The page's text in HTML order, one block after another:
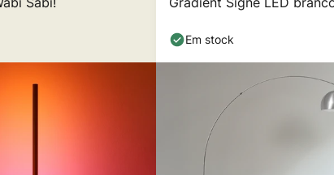
Em stock